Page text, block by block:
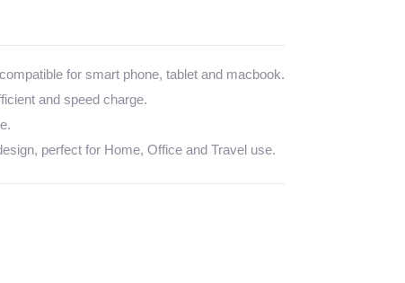
for smart phone, tablet and macbook.
and speed charge.
perfect for Home, Office and Travel use.